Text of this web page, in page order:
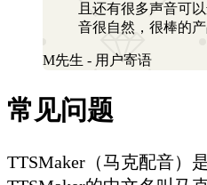
且还有很多声音可
音很自然，很棒的
M先生 - 用户寄语
常见问题
TTSMaker（马克配音）